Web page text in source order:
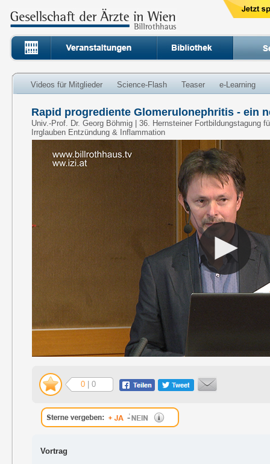
Videos für Mitglieder Science-Flash Teaser e-Learning
Rapid progrediente Glomerulonephritis - ein
Univ.-Prof. Dr. Georg Böhmig | 36. Hernsteiner Fortbildungstagung
Irrglauben Entzündung & Inflammation
0 | 0
Vortrag